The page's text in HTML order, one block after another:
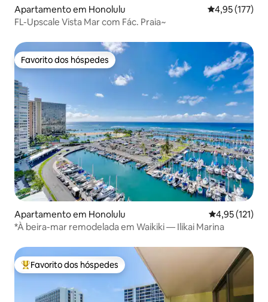
Apartamento em Honolulu Classificação
4,95 (177)
FL-Upscale Vista Mar com Fác. Praia~
Favorito dos hóspedes
Favorito dos hóspedes
Apartamento em Honolulu Classificação
4,95 (121)
*À beira-mar remodelada em Waikiki — Ilikai Marina
Favoritos dos hóspedes mais apreciados
Favorito dos hóspedes